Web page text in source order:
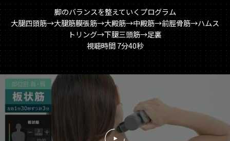
脚のバランスを整えていくプログラム
大腿四頭筋→大腿筋膜張筋→大殿筋→中殿筋→前脛骨筋→ハムス
トリング→下腿三頭筋→足裏
視聴時間 7分40秒
再
生
る